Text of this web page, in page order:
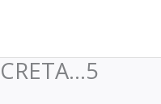
o
conteúdo
CRETA…5